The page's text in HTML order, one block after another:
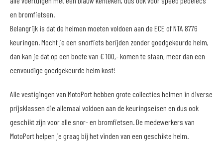
en bromfietsen!
Belangrijk is dat de helmen moeten voldoen aan de ECE of NTA 8776
keuringen. Mocht je een snorfiets berijden zonder goedgekeurde helm,
dan kan je dat op een boete van € 100,- komen te staan, meer dan een
eenvoudige goedgekeurde helm kost!
Alle vestigingen van MotoPort hebben grote collecties helmen in diverse
prijsklassen die allemaal voldoen aan de keuringseisen en dus ook
geschikt zijn voor alle snor- en bromfietsen. De medewerkers van
MotoPort helpen je graag bij het vinden van een geschikte helm.